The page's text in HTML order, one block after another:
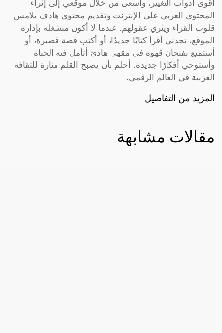
أقوى أدوات التغيير، وأسعى من خلال موقعي إلى إثراء
المحتوى العربي على الإنترنت وتقديم محتوى هادف يلامس
قلوب القراء ويثري عقولهم. عندما لا أكون منشغلة بإدارة
الموقع، تجدني أقرأ كتابًا جديدًا، أو أكتب قصة قصيرة، أو
أستمتع بفنجان قهوة في مقهى هادئ أتأمل فيه الحياة
وأستوحي أفكارًا جديدة. أحلم بأن يصبح القلم منارة للثقافة
العربية في العالم الرقمي.
المزيد من التفاصيل
مقالات مشابهة